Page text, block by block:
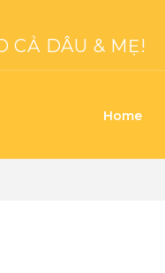
CẢ DÂU & MẸ!
Home